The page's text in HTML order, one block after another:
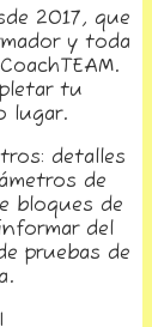
2017, que
y toda
tu
lugar.
detalles
de
bloques de
del
pruebas de
|